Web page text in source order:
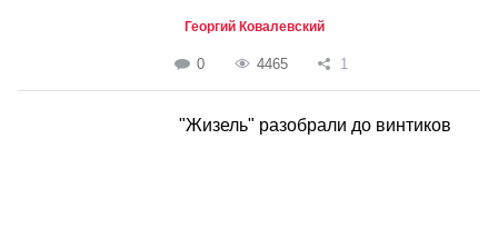
Георгий Ковалевский
0 4465 1
"Жизель" разобрали до винтиков